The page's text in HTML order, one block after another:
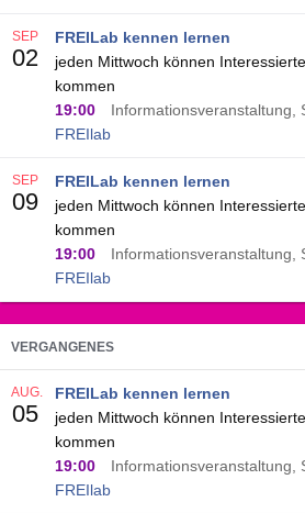
FREILab kennen lernen
jeden Mittwoch können
kommen
19:00
Informationsveranstaltung,
FREIlab
SEP
02
FREILab kennen lernen
jeden Mittwoch können
kommen
19:00
Informationsveranstaltung,
FREIlab
SEP
09
VERGANGENES
FREILab kennen lernen
jeden Mittwoch können
kommen
19:00
Informationsveranstaltung,
FREIlab
AUG.
05